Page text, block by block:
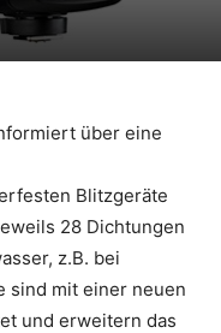
über eine
Blitzgeräte
28 Dichtungen
z.B. bei
sind mit einer neuen
und erweitern das